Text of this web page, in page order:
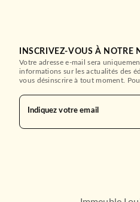
INSCRIVEZ-VOUS À NOTRE
Votre adresse e-mail sera
informations sur les actualités des
vous désinscrire à tout moment.
Indiquez votre email